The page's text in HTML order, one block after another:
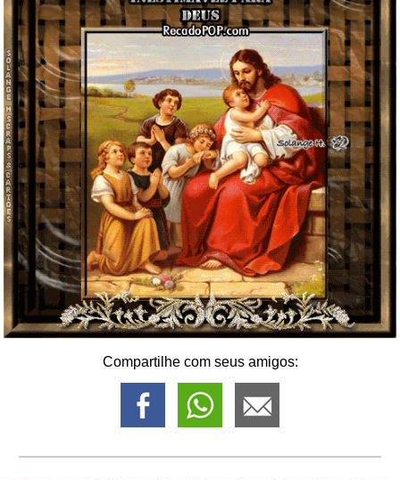
Compartilhe com seus amigos: